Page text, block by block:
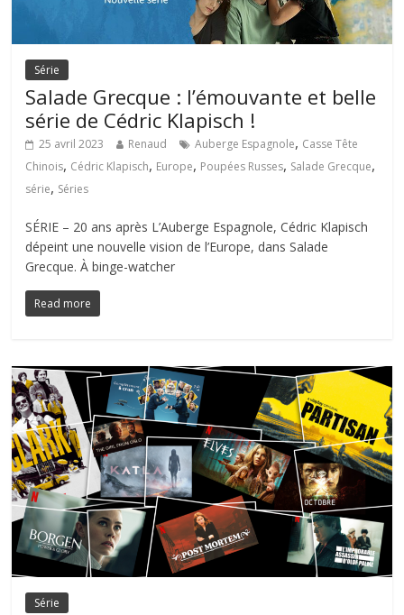
Série
Salade Grecque : l’émouvante et belle
série de Cédric Klapisch !
25 avril 2023 Renaud Auberge Espagnole, Casse Tête
Chinois, Cédric Klapisch, Europe, Poupées Russes, Salade Grecque,
série, Séries
SÉRIE – 20 ans après L’Auberge Espagnole, Cédric Klapisch
dépeint une nouvelle vision de l’Europe, dans Salade
Grecque. À binge-watcher
Read more
Série